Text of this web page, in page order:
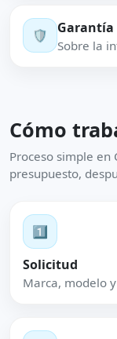
🛡️ Garantía
Sobre la
Cómo
Proceso simple
presupuesto,
1️⃣
Solicitud
Marca, modelo